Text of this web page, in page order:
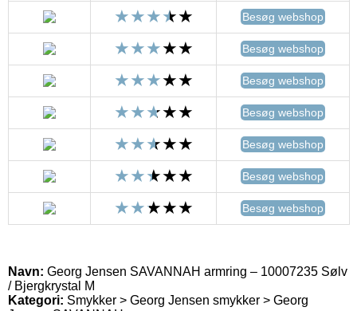
Besøg webshop
Besøg webshop
Besøg webshop
Besøg webshop
Besøg webshop
Besøg webshop
Besøg webshop
Navn: Georg Jensen SAVANNAH armring – 10007235 Sølv
/ Bjergkrystal M
Kategori: Smykker > Georg Jensen smykker > Georg